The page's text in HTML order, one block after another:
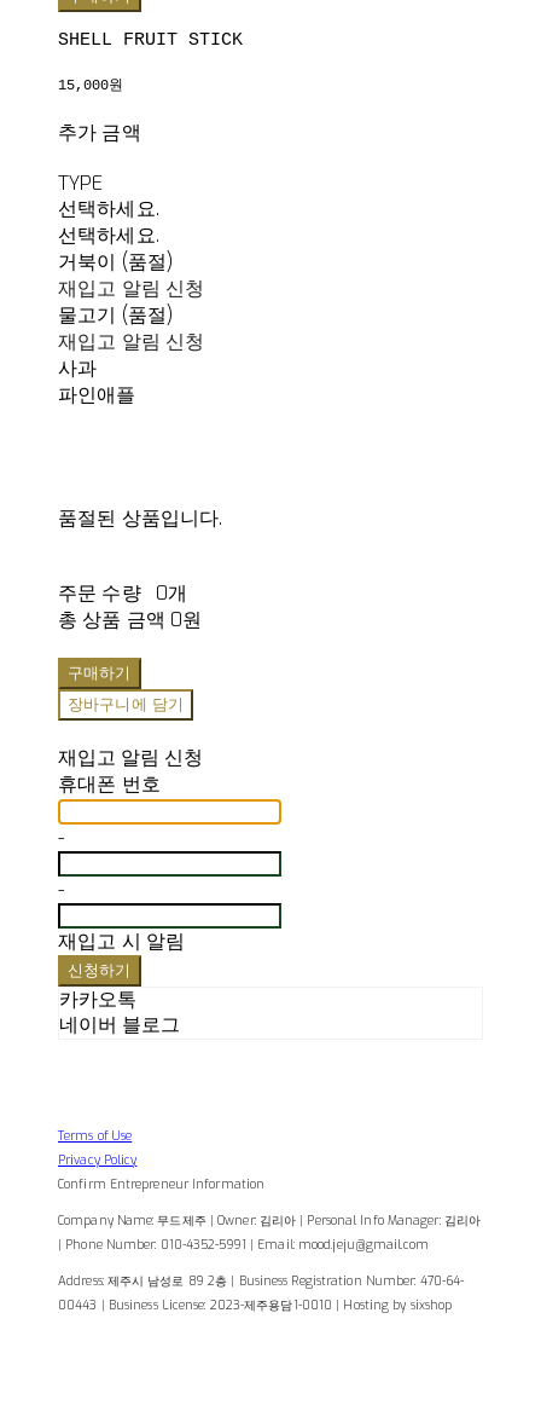
SHELL FRUIT STICK
15,000원
추가 금액
TYPE
선택하세요.
선택하세요.
거북이 (품절)
재입고 알림 신청
물고기 (품절)
재입고 알림 신청
사과
파인애플
품절된 상품입니다.
주문 수량
0개
총 상품 금액 0원
구매하기
장바구니에 담기
재입고 알림 신청
휴대폰 번호
-
-
재입고 시 알림
신청하기
카카오톡
네이버 블로그
Terms of Use
Privacy Policy
Confirm Entrepreneur Information
Company Name: 무드제주 | Owner: 김리아 | Personal Info Manager: 김리아
| Phone Number: 010-4352-5991 | Email: mood.jeju@gmail.com
Address: 제주시 남성로 89 2층 | Business Registration Number: 470-64-
00443 | Business License: 2023-제주용담1-0010 | Hosting by sixshop